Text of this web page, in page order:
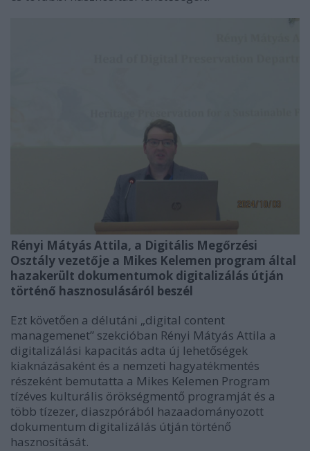
Rényi Mátyás Attila, a Digitális Megőrzési
Osztály vezetője a Mikes Kelemen program által
hazakerült dokumentumok digitalizálás útján
történő hasznosulásáról beszél
Ezt követően a délutáni „digital content
managemenet” szekcióban Rényi Mátyás Attila a
digitalizálási kapacitás adta új lehetőségek
kiaknázásaként és a nemzeti hagyatékmentés
részeként bemutatta a Mikes Kelemen Program
tízéves kulturális örökségmentő programját és a
több tízezer, diaszpórából hazaadományozott
dokumentum digitalizálás útján történő
hasznosítását.